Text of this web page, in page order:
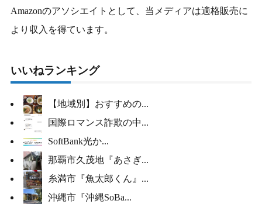
Amazonのアソシエイトとして、当メディアは適格販売に
より収入を得ています。
いいねランキング
【地域別】おすすめの...
国際ロマンス詐欺の中...
SoftBank光か...
那覇市久茂地『あさぎ...
糸満市『魚太郎くん』...
沖縄市『沖縄SoBa...